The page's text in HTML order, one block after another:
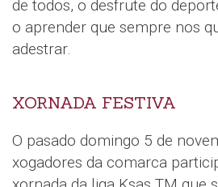
de todos, o desfrute do
o aprender que sempre nos
adestrar.
XORNADA FESTIVA
O pasado domingo 5 de
xogadores da comarca